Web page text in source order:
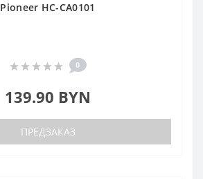
Pioneer HC-CA0101
0
139.90 BYN
ПРЕДЗАКАЗ